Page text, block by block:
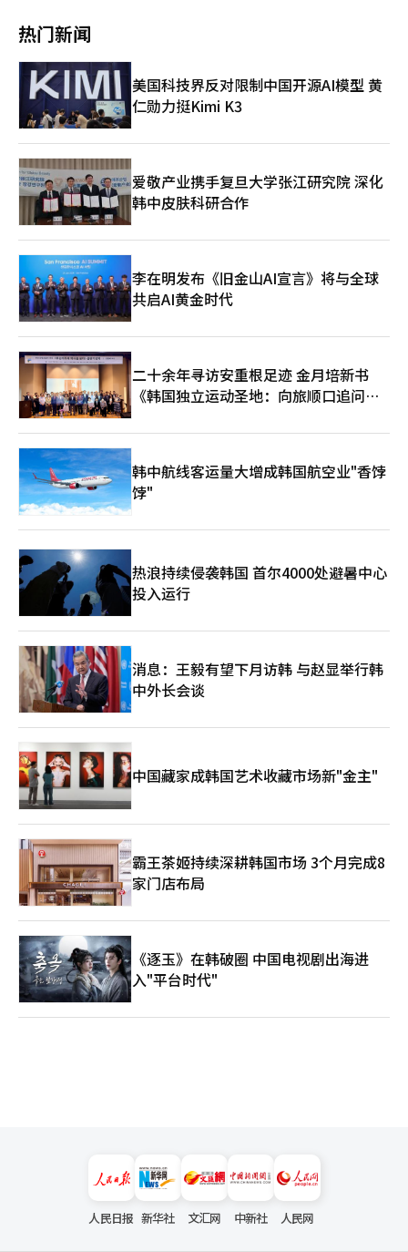
正在逐渐弱化。他补充说，多边协议将是次优选择，可能无法普遍
译与编辑。
在说“我们没有做”的同时，威胁称“如果你们成为美国和以色列
的军事基地，我们不会袖手旁观”。这就是伊朗式的战略语言。否
认是为了外交，而警告是为了威慑。阿联酋的处境更加复杂。尽管
声称受到攻击，但并未采取直接的军事报复。这并不仅仅是因为恐
惧。阿联酋是一个小而富裕的国家。迪拜的金融、阿布扎比的能
源、富查伊拉的港口、先进的物流和旅游、国际资本的信任是国家
生存的核心。与伊朗的全面冲突可能会动摇阿联酋的根基。尽管伊
朗经济困难，受到国际制裁，但其拥有导弹、无人机、革命卫队和
海上不对称力量。如果阿联酋进行一次报复，伊朗可能会进行更大
规模的报复，这将同时动摇国际保险费、船舶运费、港口货物运
输、原油运输和外国投资心理。因此，阿联酋的选择是“愤怒但不
升级”。这不是屈服，而是计算。这种计算的核心是霍尔木兹海峡
和富查伊拉。霍尔木兹海峡是全球能源流动的“动脉”。伊朗控制
绕过霍尔木兹海峡风险的战略港口，但同时也在伊朗的导弹和无人
机的打击范围内。在中东，地理就是命运。从韩国的角度看，阿联
酋是中东扩展的基地，作为先进城市和投资国家，但其国土正面临
着伊朗这个庞大的波斯国家。因此，阿联酋在强烈反对伊朗的同时
却不越过战争的门槛，正是因为这一点。中东的小国并非仅凭勇气
生存，而是凭借平衡感生存。伊朗与阿联酋关系的根源在于宗派问
题。伊朗是什叶派革命国家。自1979年伊斯兰革命以来，伊朗将
自己定义为一个拥有革命理念的国家，而不仅仅是一个民族国家。
相反，阿联酋和沙特等海湾君主国则基于逊尼派君主秩序。伊朗自
称是“抵抗西方和犹太复国主义的中心”，而海湾君主国则将伊朗
视为“可能动摇其体制的革命输出国”。然而，宗教只是表面，实
际上是权力和安全的问题。伊朗对阿联酋说“你们不能成为美国和
犹太复国主义者的巢穴”，听起来像是宗教谴责，但核心是军事警
告。伊朗最害怕的就是阿联酋成为美国和以色列的情报、反导和海
上行动基地。此外，波斯与阿拉伯之间的历史紧张关系也交织其
中。伊朗是拥有古代波斯帝国记忆的国家。在阿契美尼德、萨珊、
为文明的中心，而非中东的边缘国家。阿联酋是1971年独立的现
代国家，但通过金融、港口、能源、航空、投资和先进城市战略，
迅速成为全球重要的国家。波斯的深厚文明国家与阿拉伯的新兴商
业国家在波斯湾相对而立。两者无法完全忽视对方，也无法完全信
任对方。更深层次的火药桶是阿布穆萨岛、大通布岛和小通布岛问
题。伊朗在1971年英国撤出海湾的过程中占领了这些岛屿，而阿
联酋至今将其视为伊朗对其领土的占领。这三座岛屿不仅是简单的
领土争端对象，更是监视霍尔木兹海峡入口的战略要地。从伊朗的
角度看，这是波斯湾的防线，而从阿联酋的角度看，则是刺向其国
家安全的老刺。因此，阿联酋与伊朗的关系并非简单的外交关系，
而是合作与敌对、贸易与安全、宗教与领土、历史与现实交织在一
起的关系。这种复杂性在阿联酋与沙特的关系中也有所体现。两国
都是逊尼派海湾君主国，并对伊朗保持警惕。然而，如果认为阿联
酋是沙特的下属伙伴，那就是错误的。阿联酋最近宣布于2026年4
月28日退出OPEC及OPEC+，并于5月1日生效，这一决定极大地展
示了这一点。这是结束近60年OPEC成员国地位的重要决定。阿联
酋以其长期经济战略、能源生产能力和独立生产政策为理由。这一
决定不仅是石油政策的变化，更是对沙特主导的海湾能源秩序的独
立宣言。沙特实际上是OPEC的领导国，沙特的石油政策长期以来
是海湾秩序的标准。然而，阿联酋的生产能力不断增强，尽管有能
力和意愿出售更多的石油，但却对OPEC的减产配额感到不满。从
阿联酋的角度看，为了投资未来城市、人工智能、国防、金融、太
空和可再生能源，必须在现在能够赚取的时候尽可能多地获利。沙
特的长期价格管理战略与阿联酋的市场份额扩大战略发生了冲突。
更重要的是，这一退出是在伊朗战争和海湾安全不安的背景下做出
的。路透社报道，阿联酋在OPEC退出后正在重新审视多边关系，
为中东的物流、金融、国防和技术中心。与伊朗对抗但避免全面战
争，与沙特合作但不依赖，与美国合作但不完全依赖，这就是阿联
酋的生存战略。从这个角度看，阿联酋并不是伊朗的盟友，但也不
是绝对的敌人。阿联酋也不是沙特的兄弟，但也不是与沙特决裂的
热门新闻
美国科技界反对限制中国开源AI模型 黄
仁勋力挺Kimi K3
爱敬产业携手复旦大学张江研究院 深化
韩中皮肤科研合作
李在明发布《旧金山AI宣言》将与全球
共启AI黄金时代
二十余年寻访安重根足迹 金月培新书
《韩国独立运动圣地：向旅顺口追问历
韩中航线客运量大增成韩国航空业"香饽
饽"
热浪持续侵袭韩国 首尔4000处避暑中心
投入运行
消息：王毅有望下月访韩 与赵显举行韩
中外长会谈
中国藏家成韩国艺术收藏市场新"金主"
霸王茶姬持续深耕韩国市场 3个月完成8
家门店布局
《逐玉》在韩破圈 中国电视剧出海进
入"平台时代"
人民日报 新华社 文汇网 中新社 人民网